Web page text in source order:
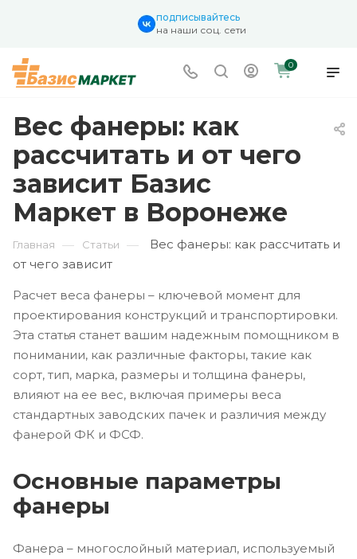
подписывайтесь
на наши соц. сети
0
Вес фанеры: как
рассчитать и от чего
зависит Базис
Маркет в Воронеже
Главная — Статьи —
Вес фанеры: как рассчитать и
от чего зависит
Расчет веса фанеры – ключевой момент для
проектирования конструкций и транспортировки.
Эта статья станет вашим надежным помощником в
понимании, как различные факторы, такие как
сорт, тип, марка, размеры и толщина фанеры,
влияют на ее вес, включая примеры веса
стандартных заводских пачек и различия между
фанерой ФК и ФСФ.
Основные параметры
фанеры
Фанера – многослойный материал, используемый